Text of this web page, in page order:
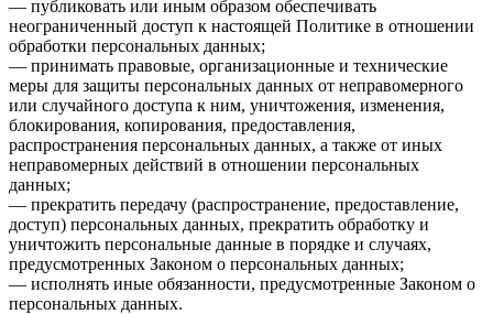
— публиковать или иным образом обеспечивать
неограниченный доступ к настоящей Политике в отношении
обработки персональных данных;
— принимать правовые, организационные и технические
меры для защиты персональных данных от неправомерного
или случайного доступа к ним, уничтожения, изменения,
блокирования, копирования, предоставления,
распространения персональных данных, а также от иных
неправомерных действий в отношении персональных
данных;
— прекратить передачу (распространение, предоставление,
доступ) персональных данных, прекратить обработку и
уничтожить персональные данные в порядке и случаях,
предусмотренных Законом о персональных данных;
— исполнять иные обязанности, предусмотренные Законом о
персональных данных.